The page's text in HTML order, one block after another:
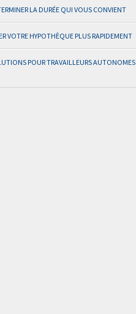
LA DURÉE QUI VOUS CONVIENT
VOTRE HYPOTHÈQUE PLUS RAPIDEMENT
POUR TRAVAILLEURS AUTONOMES